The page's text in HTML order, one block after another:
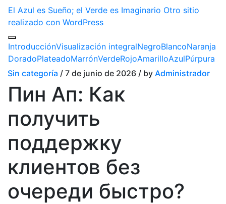
El Azul es Sueño; el Verde es Imaginario Otro sitio
realizado con WordPress
IntroducciónVisualización integralNegroBlancoNaranja
DoradoPlateadoMarrónVerdeRojoAmarilloAzulPúrpura
Sin categoría / 7 de junio de 2026 / by Administrador
Пин Ап: Как
получить
поддержку
клиентов без
очереди быстро?